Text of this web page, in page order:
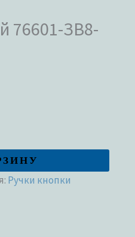
76601-ЗВ8-
Ручки кнопки